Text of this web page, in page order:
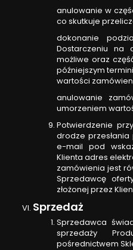
anulowanie w
co skutkuje
dokonanie
Dostarczeniu na
możliwe oraz
późniejszym
wartości
anulowanie
umorzeniem
Potwierdzenie
drodze
e-mail pod
Klienta adres
zamówienia jest
Sprzedawcę
złożonej przez
Sprzedaż
Sprzedawca
sprzedaży
pośrednictwem